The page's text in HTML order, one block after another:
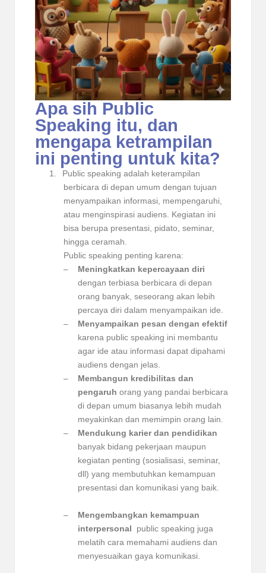
Apa sih Public
Speaking itu, dan
mengapa ketrampilan
ini penting untuk kita?
1.
Public speaking adalah keterampilan
berbicara di depan umum dengan tujuan
menyampaikan informasi, mempengaruhi,
atau menginspirasi audiens. Kegiatan ini
bisa berupa presentasi, pidato, seminar,
hingga ceramah.
Public speaking penting karena:
–
Meningkatkan kepercayaan diri
dengan terbiasa berbicara di depan
orang banyak, seseorang akan lebih
percaya diri dalam menyampaikan ide.
–
Menyampaikan pesan dengan efektif
karena public speaking ini membantu
agar ide atau informasi dapat dipahami
audiens dengan jelas.
–
Membangun kredibilitas dan
pengaruh orang yang pandai berbicara
di depan umum biasanya lebih mudah
meyakinkan dan memimpin orang lain.
–
Mendukung karier dan pendidikan
banyak bidang pekerjaan maupun
kegiatan penting (sosialisasi, seminar,
dll) yang membutuhkan kemampuan
presentasi dan komunikasi yang baik.
–
Mengembangkan kemampuan
interpersonal
public speaking juga
melatih cara memahami audiens dan
menyesuaikan gaya komunikasi.